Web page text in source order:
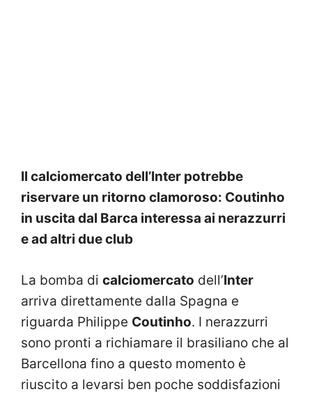
Il calciomercato dell’Inter potrebbe
riservare un ritorno clamoroso: Coutinho
in uscita dal Barca interessa ai nerazzurri
e ad altri due club
La bomba di calciomercato dell’Inter
arriva direttamente dalla Spagna e
riguarda Philippe Coutinho. I nerazzurri
sono pronti a richiamare il brasiliano che al
Barcellona fino a questo momento è
riuscito a levarsi ben poche soddisfazioni